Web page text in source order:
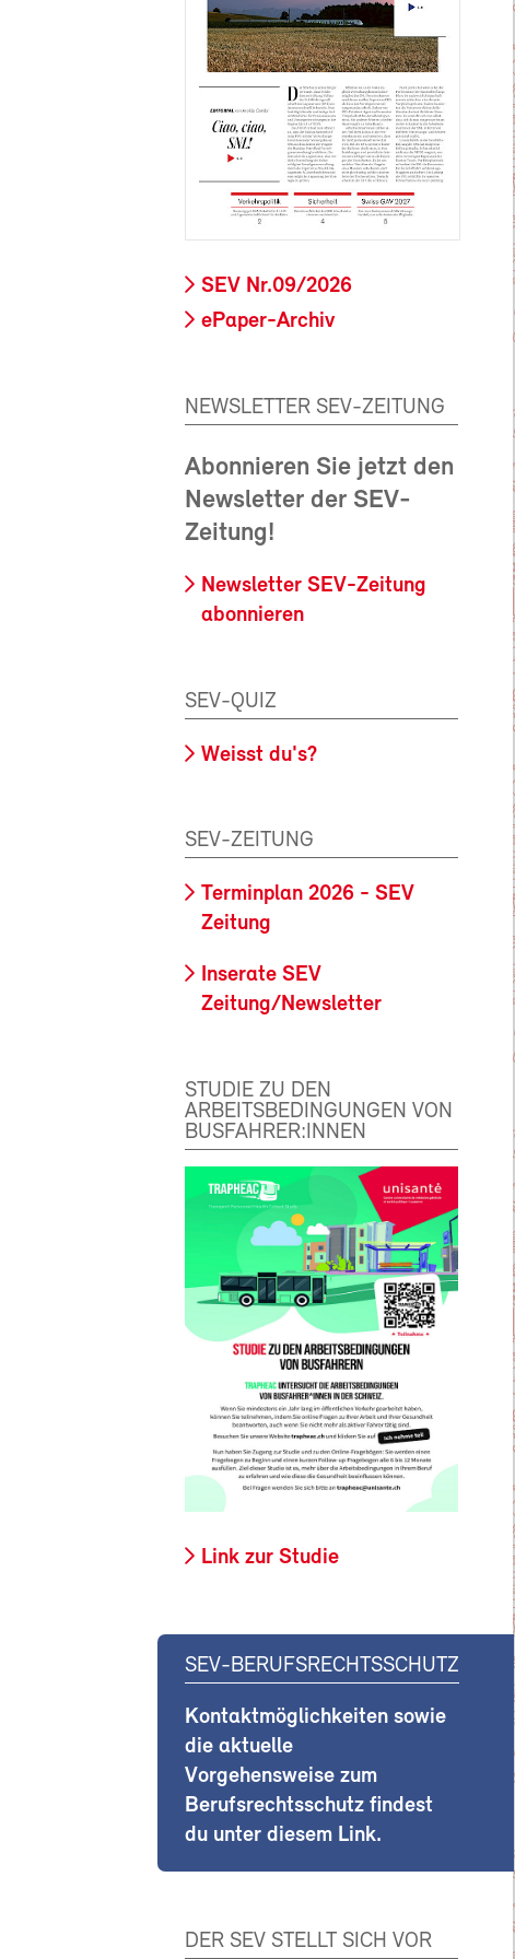
SEV Nr.09/2026
ePaper-Archiv
NEWSLETTER SEV-ZEITUNG
Abonnieren Sie jetzt den
Newsletter der SEV-
Zeitung!
Newsletter SEV-Zeitung
abonnieren
SEV-QUIZ
Weisst du's?
SEV-ZEITUNG
Terminplan 2026 - SEV
Zeitung
Inserate SEV
Zeitung/Newsletter
STUDIE ZU DEN
ARBEITSBEDINGUNGEN VON
BUSFAHRER:INNEN
Link zur Studie
SEV-BERUFSRECHTSSCHUTZ
Kontaktmöglichkeiten sowie
die aktuelle
Vorgehensweise zum
Berufsrechtsschutz findest
du unter diesem Link.
DER SEV STELLT SICH VOR